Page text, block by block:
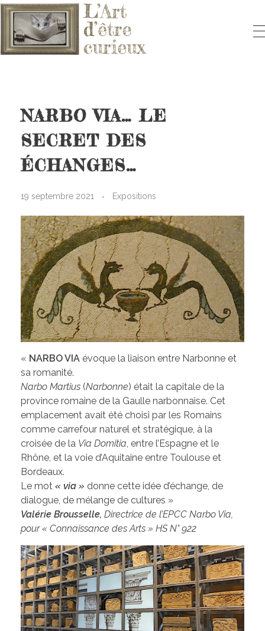
NARBO VIA… LE
SECRET DES
ÉCHANGES…
19 septembre 2021 Expositions
« NARBO VIA évoque la liaison entre Narbonne et
sa romanité.
Narbo Martius (Narbonne) était la capitale de la
province romaine de la Gaulle narbonnaise. Cet
emplacement avait été choisi par les Romains
comme carrefour naturel et stratégique, à la
croisée de la Via Domitia, entre l’Espagne et le
Rhône, et la voie d’Aquitaine entre Toulouse et
Bordeaux.
Le mot « via » donne cette idée d’échange, de
dialogue, de mélange de cultures »
Valérie Brousselle, Directrice de l’EPCC Narbo Via,
pour « Connaissance des Arts » HS N° 922